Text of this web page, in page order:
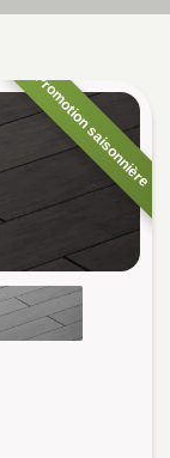
Promotion saisonnière